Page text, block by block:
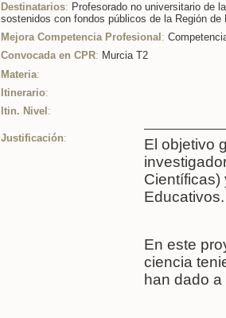
Destinatarios: Profesorado no universitario de
sostenidos con fondos públicos de la Región
Mejora Competencia Profesional :
Convocada en CPR: Murcia T2
Materia:
Itinerario:
Itin. Nivel :
Justificación:
El objetivo
Científicas)
Educativos.
En este
ciencia
han dado